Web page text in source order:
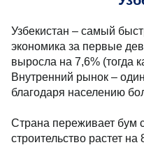
Узбекистан – самый
экономика за первые
выросла на 7,6% (тогда
Внутренний рынок –
благодаря населению
Страна переживает бум
строительство растет на